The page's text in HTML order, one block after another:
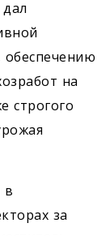
обеспечению
на
строгого
в
за